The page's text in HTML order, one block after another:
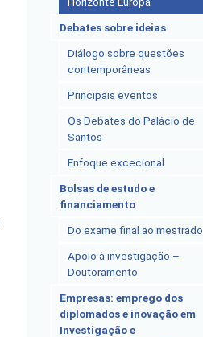
Debates sobre ideias
Diálogo sobre questões
contemporâneas
Principais eventos
Os Debates do Palácio de
Santos
Enfoque excecional
Bolsas de estudo e
financiamento
Do exame final ao mestrado
Apoio à investigação –
Doutoramento
Empresas: emprego dos
diplomados e inovação em
Investigação e